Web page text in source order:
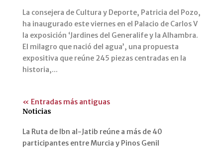
La consejera de Cultura y Deporte, Patricia del Pozo,
ha inaugurado este viernes en el Palacio de Carlos V
la exposición ‘Jardines del Generalife y la Alhambra.
El milagro que nació del agua’, una propuesta
expositiva que reúne 245 piezas centradas en la
historia,...
« Entradas más antiguas
Noticias
La Ruta de Ibn al-Jatib reúne a más de 40
participantes entre Murcia y Pinos Genil